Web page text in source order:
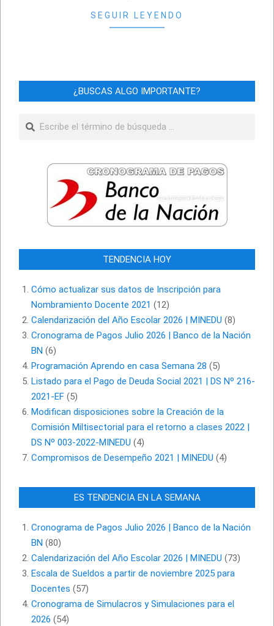
SEGUIR LEYENDO
¿BUSCAS ALGO IMPORTANTE?
Buscar
TENDENCIA HOY
Cómo actualizar sus datos de Inscripción para
Nombramiento Docente 2021 (12)
Calendarización del Año Escolar 2026 | MINEDU (8)
Cronograma de Pagos Julio 2026 | Banco de la Nación
BN (6)
Programación Aprendo en casa Semana 28 (5)
Listado para el Pago de Deuda Social 2021 | DS Nº 216-
2021-EF (5)
Modifican disposiciones sobre la Creación de la
Comisión Miltisectorial para el retorno a clases 2022 |
DS Nº 003-2022-MINEDU (4)
Compromisos de Desempeño 2021 | MINEDU (4)
ES TENDENCIA EN LA SEMANA
Cronograma de Pagos Julio 2026 | Banco de la Nación
BN (80)
Calendarización del Año Escolar 2026 | MINEDU (73)
Escala de Sueldos a partir de noviembre 2025 para
Docentes (57)
Cronograma de Simulacros y Simulaciones para el
2026 (54)